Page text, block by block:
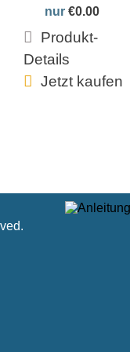
nur €0.00
Produkt-
Details
Jetzt kaufen